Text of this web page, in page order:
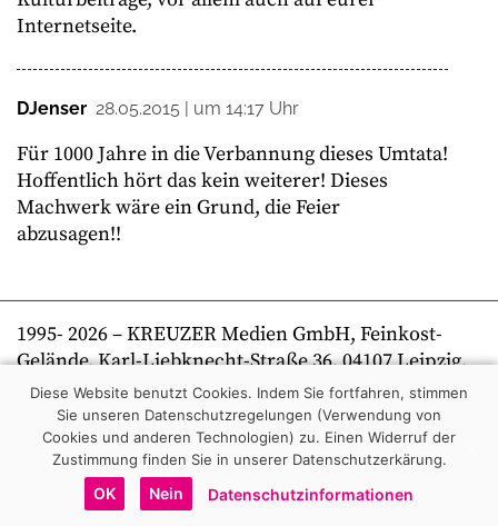
Internetseite.
DJenser 28.05.2015 | um 14:17 Uhr
Für 1000 Jahre in die Verbannung dieses Umtata!
Hoffentlich hört das kein weiterer! Dieses
Machwerk wäre ein Grund, die Feier
abzusagen!!
1995- 2026– KREUZER Medien GmbH, Feinkost-
Gelände, Karl-Liebknecht-Straße 36, 04107 Leipzig,
Telefon +49 341 269 80 0 | kreuzer online
Diese Website benutzt Cookies. Indem Sie fortfahren, stimmen
Sie unseren Datenschutzregelungen (Verwendung von
Cookies und anderen Technologien) zu. Einen Widerruf der
Zustimmung finden Sie in unserer Datenschutzerkärung.
OK Nein Datenschutzinformationen